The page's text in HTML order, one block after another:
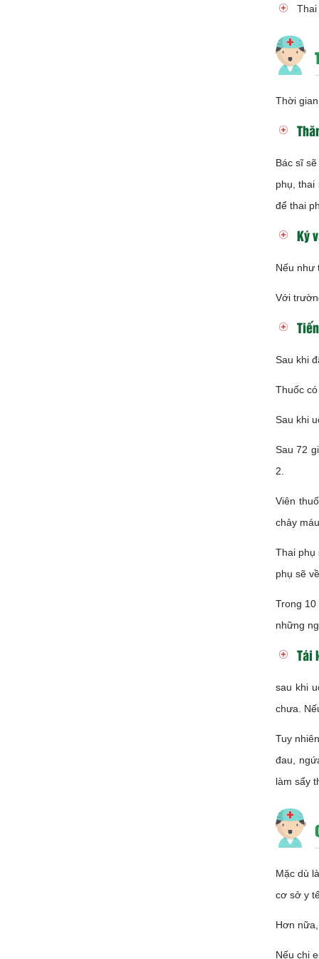
Thai
Thời
Bác sĩ
phụ, thai
để thai
Ký
Nếu như
Với
Sau khi
Thuốc
Sau khi
Sau 72
2.
Viên
chảy máu.
Thai phụ
phụ sẽ
Trong
những
Tái
sau khi
chưa.
Tuy
đau,
làm sẩy
Mặc dù
cơ sở y
Hơn
Nếu chị